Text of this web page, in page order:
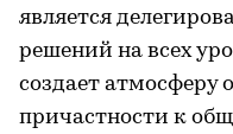
является
решений на всех
создает атмосферу
причастности к